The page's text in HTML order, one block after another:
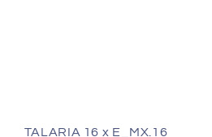
1
TALARIA 16 x E_MX.16